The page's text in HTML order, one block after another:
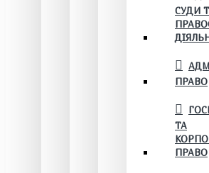
СУДИ
ПРАВО
ТА
ПРАВО